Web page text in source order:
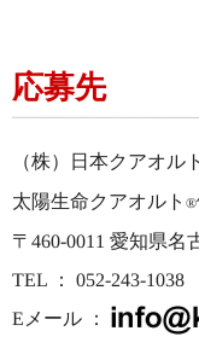
応募先
（株）日本クアオル
太陽生命クアオルト®
〒460-0011 愛知県名
TEL ： 052-243-1038
Eメール ：